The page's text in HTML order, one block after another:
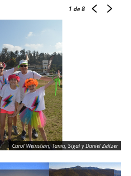
1 de 8
Carol Weinstein, Tania, Sigal y Daniel Zeltzer